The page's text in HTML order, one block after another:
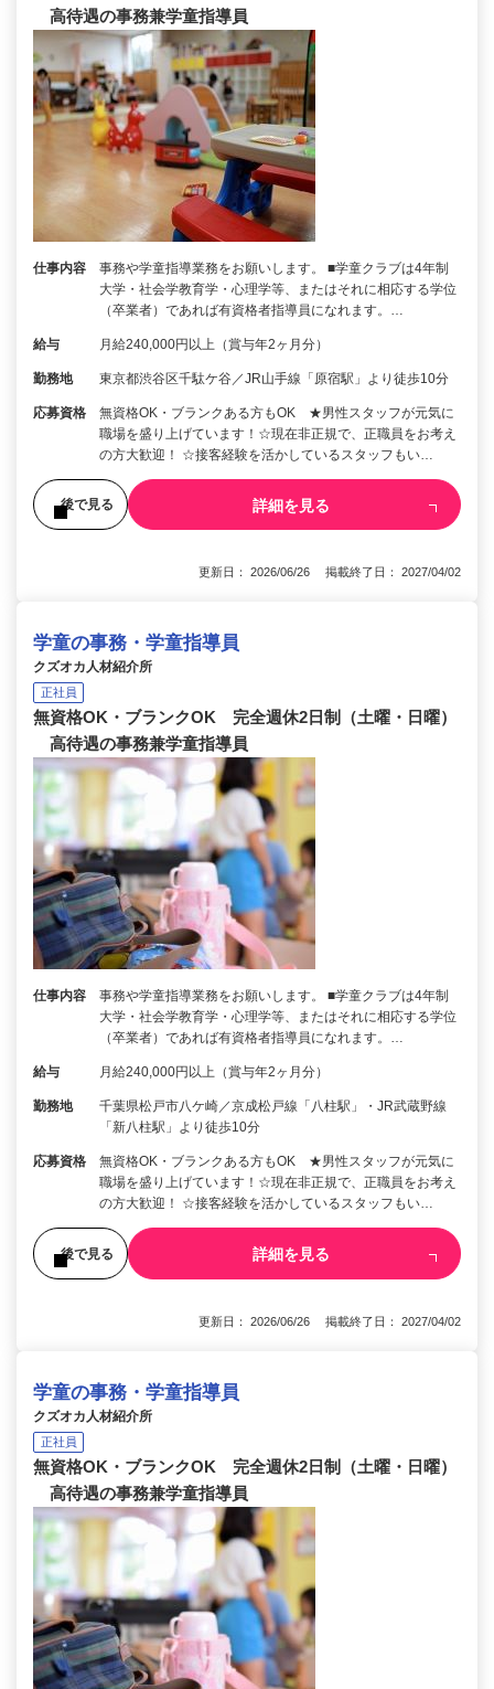
高待遇の事務兼学童指導員
仕事内容
事務や学童指導業務をお願いします。 ■学童クラブは4年制
大学・社会学教育学・心理学等、またはそれに相応する学位
（卒業者）であれば有資格者指導員になれます。…
給与 月給240,000円以上（賞与年2ヶ月分）
勤務地 東京都渋谷区千駄ケ谷／JR山手線「原宿駅」より徒歩10分
応募資格
無資格OK・ブランクある方もOK ★男性スタッフが元気に
職場を盛り上げています！☆現在非正規で、正職員をお考え
の方大歓迎！ ☆接客経験を活かしているスタッフもい…
後で見る 詳細を見る
更新日： 2026/06/26 掲載終了日： 2027/04/02
学童の事務・学童指導員
クズオカ人材紹介所
正社員
無資格OK・ブランクOK 完全週休2日制（土曜・日曜）
高待遇の事務兼学童指導員
仕事内容
事務や学童指導業務をお願いします。 ■学童クラブは4年制
大学・社会学教育学・心理学等、またはそれに相応する学位
（卒業者）であれば有資格者指導員になれます。…
給与 月給240,000円以上（賞与年2ヶ月分）
勤務地
千葉県松戸市八ケ崎／京成松戸線「八柱駅」・JR武蔵野線
「新八柱駅」より徒歩10分
応募資格
無資格OK・ブランクある方もOK ★男性スタッフが元気に
職場を盛り上げています！☆現在非正規で、正職員をお考え
の方大歓迎！ ☆接客経験を活かしているスタッフもい…
後で見る 詳細を見る
更新日： 2026/06/26 掲載終了日： 2027/04/02
学童の事務・学童指導員
クズオカ人材紹介所
正社員
無資格OK・ブランクOK 完全週休2日制（土曜・日曜）
高待遇の事務兼学童指導員